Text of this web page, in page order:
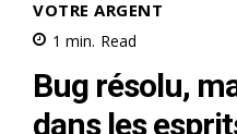
VOTRE ARGENT
1 min. Read
Bug résolu,
dans les